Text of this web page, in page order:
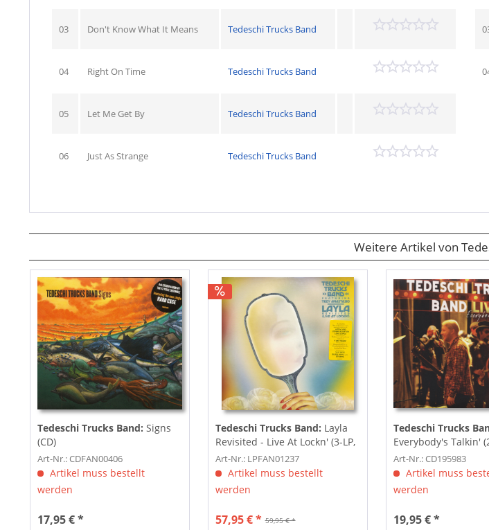
03 Don't Know What It Means Tedeschi Trucks Band
04 Right On Time Tedeschi Trucks Band
05 Let Me Get By Tedeschi Trucks Band
06 Just As Strange Tedeschi Trucks Band
Weitere Artikel von
Tedeschi Trucks Band: Signs
(CD)
Art-Nr.: CDFAN00406
Artikel muss bestellt
werden
17,95 € *
Tedeschi Trucks Band: Layla
Revisited - Live At Lockn' (3-LP,
180g...
Art-Nr.: LPFAN01237
Artikel muss bestellt
werden
59,95 € *
57,95 € *
Tedeschi Trucks
Everybody's Talkin'
Art-Nr.: CD195983
Artikel muss
werden
19,95 € *